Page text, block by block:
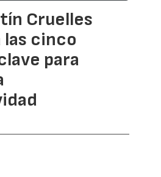
Cruelles
cinco
para